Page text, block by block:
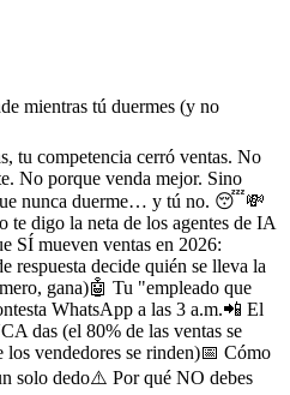
mientras tú duermes (y no
tu competencia cerró ventas. No
No porque venda mejor. Sino
nunca duerme… y tú no. 😴💸
te digo la neta de los agentes de IA
SÍ mueven ventas en 2026:
respuesta decide quién se lleva la
gana)🤖 Tu "empleado que
WhatsApp a las 3 a.m.📲 El
das (el 80% de las ventas se
vendedores se rinden)📅 Cómo
solo dedo⚠️ Por qué NO debes